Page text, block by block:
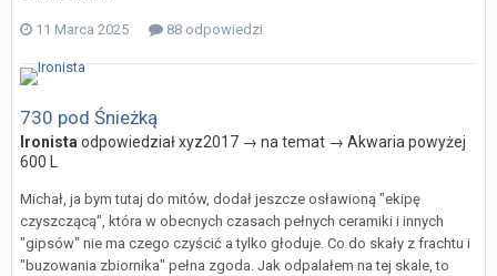
11 Marca 2025 88 odpowiedzi
730 pod Śnieżką
Ironista odpowiedziałxyz2017 → na temat → Akwaria powyżej
600 L
Michał, ja bym tutaj do mitów, dodał jeszcze osławioną "ekipę
czyszczącą", która w obecnych czasach pełnych ceramiki i innych
"gipsów" nie ma czego czyścić a tylko głoduje. Co do skały z frachtu i
"buzowania zbiornika" pełna zgoda. Jak odpalałem na tej skale, to